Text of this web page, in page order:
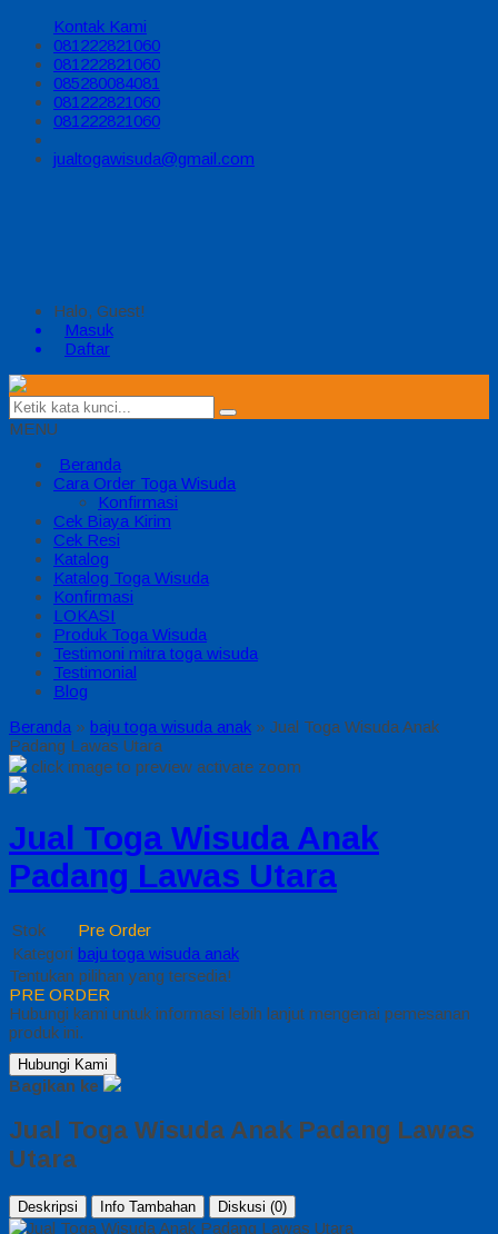
Kontak Kami
081222821060
081222821060
085280084081
081222821060
081222821060
jualtogawisuda@gmail.com
Halo, Guest!
Masuk
Daftar
MENU
Beranda
Cara Order Toga Wisuda
Konfirmasi
Cek Biaya Kirim
Cek Resi
Katalog
Katalog Toga Wisuda
Konfirmasi
LOKASI
Produk Toga Wisuda
Testimoni mitra toga wisuda
Testimonial
Blog
Beranda » baju toga wisuda anak » Jual Toga Wisuda Anak
Padang Lawas Utara
click image to preview activate zoom
Jual Toga Wisuda Anak
Padang Lawas Utara
Stok
Pre Order
Kategori baju toga wisuda anak
Tentukan pilihan yang tersedia!
PRE ORDER
Hubungi kami untuk informasi lebih lanjut mengenai pemesanan
produk ini.
Hubungi Kami
Bagikan ke
Jual Toga Wisuda Anak Padang Lawas
Utara
Deskripsi Info Tambahan Diskusi (0)